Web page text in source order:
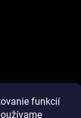
funkcií